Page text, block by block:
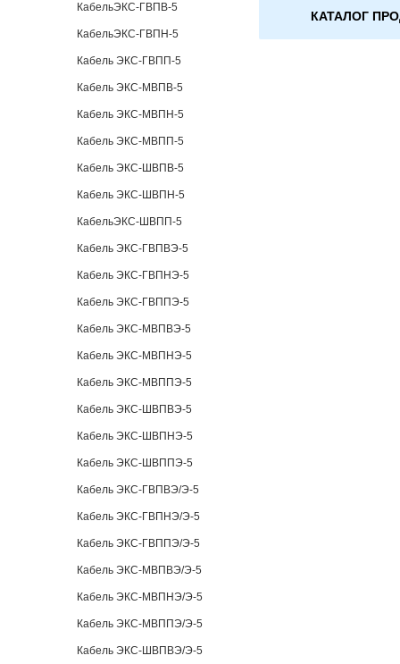
КабельЭКС-ГВПВ-5
КабельЭКС-ГВПН-5
Кабель ЭКС-ГВПП-5
Кабель ЭКС-МВПВ-5
Кабель ЭКС-МВПН-5
Кабель ЭКС-МВПП-5
Кабель ЭКС-ШВПВ-5
Кабель ЭКС-ШВПН-5
КабельЭКС-ШВПП-5
Кабель ЭКС-ГВПВЭ-5
Кабель ЭКС-ГВПНЭ-5
Кабель ЭКС-ГВППЭ-5
Кабель ЭКС-МВПВЭ-5
Кабель ЭКС-МВПНЭ-5
Кабель ЭКС-МВППЭ-5
Кабель ЭКС-ШВПВЭ-5
Кабель ЭКС-ШВПНЭ-5
Кабель ЭКС-ШВППЭ-5
Кабель ЭКС-ГВПВЭ/Э-5
Кабель ЭКС-ГВПНЭ/Э-5
Кабель ЭКС-ГВППЭ/Э-5
Кабель ЭКС-МВПВЭ/Э-5
Кабель ЭКС-МВПНЭ/Э-5
Кабель ЭКС-МВППЭ/Э-5
Кабель ЭКС-ШВПВЭ/Э-5
КАТАЛОГ